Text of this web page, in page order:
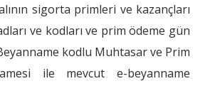
sigorta primleri ve kazançları
ve kodları ve prim ödeme gün
kodlu Muhtasar ve Prim
ile mevcut e-beyanname